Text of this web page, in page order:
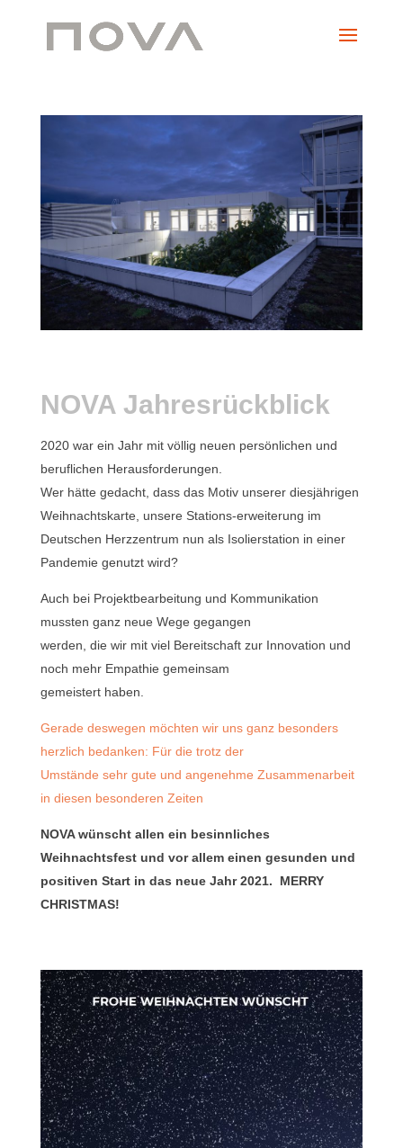
NOVA Jahresrückblick
2020 war ein Jahr mit völlig neuen persönlichen und
beruflichen Herausforderungen.
Wer hätte gedacht, dass das Motiv unserer diesjährigen
Weihnachtskarte, unsere Stations-erweiterung im
Deutschen Herzzentrum nun als Isolierstation in einer
Pandemie genutzt wird?
Auch bei Projektbearbeitung und Kommunikation
mussten ganz neue Wege gegangen
werden, die wir mit viel Bereitschaft zur Innovation und
noch mehr Empathie gemeinsam
gemeistert haben.
Gerade deswegen möchten wir uns ganz besonders
herzlich bedanken: Für die trotz der
Umstände sehr gute und angenehme Zusammenarbeit
in diesen besonderen Zeiten
NOVA wünscht allen ein besinnliches
Weihnachtsfest und vor allem einen gesunden und
positiven Start in das neue Jahr 2021. MERRY
CHRISTMAS!